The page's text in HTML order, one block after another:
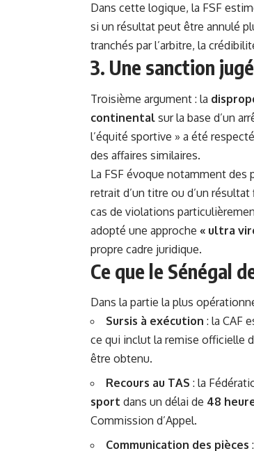
Dans cette logique, la FSF
si un résultat peut être annulé
tranchés par l’arbitre, la
3. Une sanction
Troisième argument : la
continental sur la base d’un
l’équité sportive » a été
des affaires similaires.
La FSF évoque notamment des
retrait d’un titre ou d’un
cas de violations
adopté une approche « ultra
propre cadre juridique.
Ce que le Sénégal
Dans la partie la plus
Sursis à exécution : la CAF
ce qui inclut la remise officielle
être obtenu.
Recours au TAS : la
sport dans un délai de 48
Commission d’Appel.
Communication des pièces